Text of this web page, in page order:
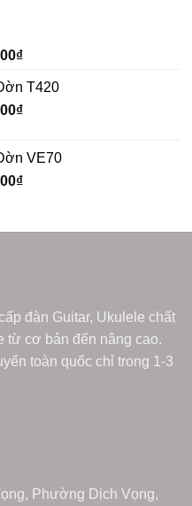
₫
T420
₫
VE70
₫
đàn Guitar, Ukulele chất
từ cơ bản đến nâng cao.
toàn quốc chỉ trong 1-3
Phường Dịch Vọng,